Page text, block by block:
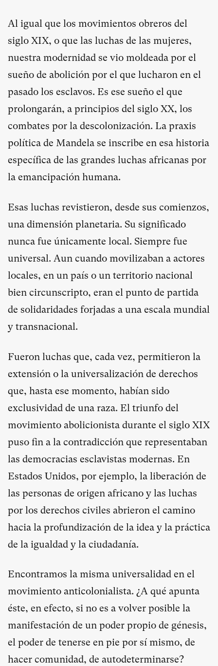
Al igual que los movimientos obreros del
siglo XIX, o que las luchas de las mujeres,
nuestra modernidad se vio moldeada por el
sueño de abolición por el que lucharon en el
pasado los esclavos. Es ese sueño el que
prolongarán, a principios del siglo XX, los
combates por la descolonización. La praxis
política de Mandela se inscribe en esa historia
específica de las grandes luchas africanas por
la emancipación humana.
Esas luchas revistieron, desde sus comienzos,
una dimensión planetaria. Su significado
nunca fue únicamente local. Siempre fue
universal. Aun cuando movilizaban a actores
locales, en un país o un territorio nacional
bien circunscripto, eran el punto de partida
de solidaridades forjadas a una escala mundial
y transnacional.
Fueron luchas que, cada vez, permitieron la
extensión o la universalización de derechos
que, hasta ese momento, habían sido
exclusividad de una raza. El triunfo del
movimiento abolicionista durante el siglo XIX
puso fin a la contradicción que representaban
las democracias esclavistas modernas. En
Estados Unidos, por ejemplo, la liberación de
las personas de origen africano y las luchas
por los derechos civiles abrieron el camino
hacia la profundización de la idea y la práctica
de la igualdad y la ciudadanía.
Encontramos la misma universalidad en el
movimiento anticolonialista. ¿A qué apunta
éste, en efecto, si no es a volver posible la
manifestación de un poder propio de génesis,
el poder de tenerse en pie por sí mismo, de
hacer comunidad, de autodeterminarse?